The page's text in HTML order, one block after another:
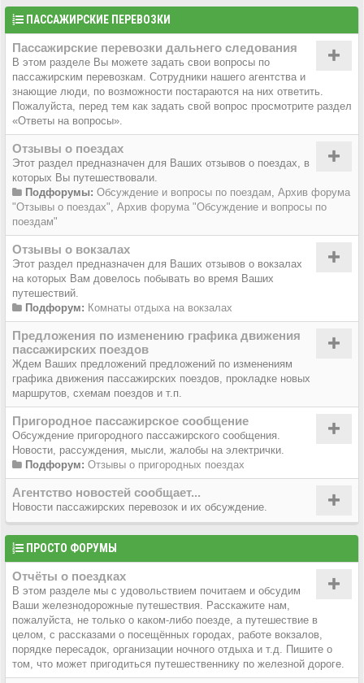
ПАССАЖИРСКИЕ ПЕРЕВОЗКИ
Пассажирские перевозки дальнего следования
В этом разделе Вы можете задать свои вопросы по
пассажирским перевозкам. Сотрудники нашего агентства и
знающие люди, по возможности постараются на них ответить.
Пожалуйста, перед тем как задать свой вопрос просмотрите раздел
«Ответы на вопросы».
Отзывы о поездах
Этот раздел предназначен для Ваших отзывов о поездах, в
которых Вы путешествовали.
Подфорумы: Обсуждение и вопросы по поездам Архив форума
"Отзывы о поездах" Архив форума "Обсуждение и вопросы по
поездам"
Отзывы о вокзалах
Этот раздел предназначен для Ваших отзывов о вокзалах
на которых Вам довелось побывать во время Ваших
путешествий.
Подфорум: Комнаты отдыха на вокзалах
Предложения по изменению графика движения
пассажирских поездов
Ждем Ваших предложений предложений по изменениям
графика движения пассажирских поездов, прокладке новых
маршрутов, схемам поездов и т.п.
Пригородное пассажирское сообщение
Обсуждение пригородного пассажирского сообщения.
Новости, рассуждения, мысли, жалобы на электрички.
Подфорум: Отзывы о пригородных поездах
Агентство новостей сообщает...
Новости пассажирских перевозок и их обсуждение.
ПРОСТО ФОРУМЫ
Отчёты о поездках
В этом разделе мы с удовольствием почитаем и обсудим
Ваши железнодорожные путешествия. Расскажите нам,
пожалуйста, не только о каком-либо поезде, а путешествие в
целом, с рассказами о посещённых городах, работе вокзалов,
порядке пересадок, организации ночного отдыха и т.д. Пишите о
том, что может пригодиться путешественнику по железной дороге.